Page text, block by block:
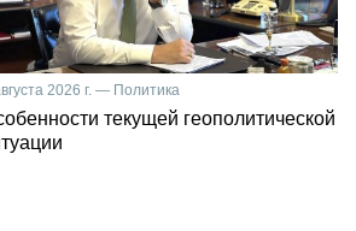
2026 г. — Политика
текущей геополитической